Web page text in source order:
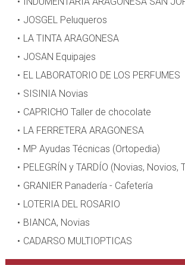
JOSGEL Peluqueros
LA TINTA ARAGONESA
JOSAN Equipajes
EL LABORATORIO DE LOS PERFUMES
SISINIA Novias
CAPRICHO Taller de chocolate
LA FERRETERA ARAGONESA
MP Ayudas Técnicas (Ortopedia)
PELEGRÍN y TARDÍO (Novias, Novios,
GRANIER Panadería - Cafetería
LOTERIA DEL ROSARIO
BIANCA, Novias
CADARSO MULTIOPTICAS